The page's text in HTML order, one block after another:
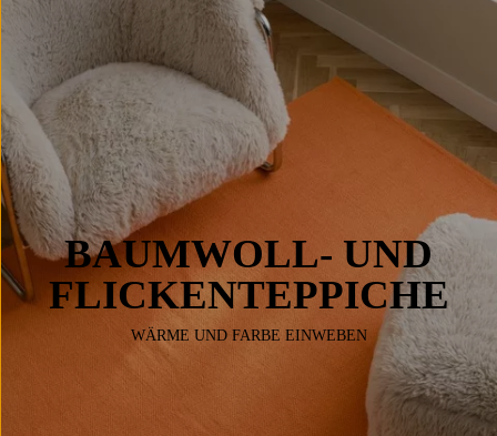
BAUMWOLL- UND
FLICKENTEPPICHE
WÄRME UND FARBE EINWEBEN